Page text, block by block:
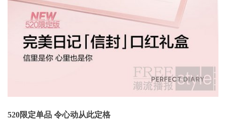
520限定单品 令心动从此定格